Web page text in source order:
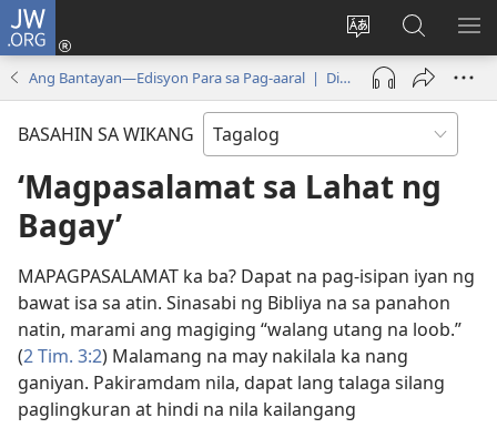
JW.ORG
Baguhin
ang
wika
ng
Mag-
log
In
bubukas
bagong
window)
sa
JW.ORG
Ang Bantayan—Edisyon Para sa Pag-aaral | Disyembre 2019
BASAHIN SA WIKANG
‘Magpasalamat sa Lahat ng
Bagay’
MAPAGPASALAMAT ka ba? Dapat na pag-isipan iyan ng
bawat isa sa atin. Sinasabi ng Bibliya na sa panahon
natin, marami ang magiging “walang utang na loob.”
(2 Tim. 3:2) Malamang na may nakilala ka nang
ganiyan. Pakiramdam nila, dapat lang talaga silang
paglingkuran at hindi na nila kailangang